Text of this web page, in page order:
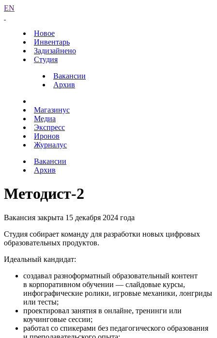
EN
Новое
Инвентарь
Задизайнено
Студия
Вакансии
Архив
Магазинус
Медиа
Экспресс
Иронов
Журналус
Вакансии
Архив
Методист-2
Вакансия закрыта 15 декабря 2024 года
Студия собирает команду для разработки новых цифровых
образовательных продуктов.
Идеальный кандидат:
создавал разноформатный образовательный контент
в корпоративном обучении — слайдовые курсы,
инфографические ролики, игровые механики, лонгриды
или тесты;
проектировал занятия в онлайне, тренинги или
коучинговые сессии;
работал со спикерами без педагогического образования